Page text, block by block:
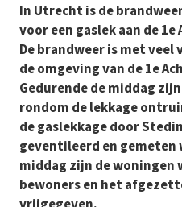
In Utrecht is de
voor een gaslek aan de
De brandweer is met
de omgeving van de 1e
Gedurende de middag
rondom de lekkage
de gaslekkage door
geventileerd en gemeten
middag zijn de woningen
bewoners en het